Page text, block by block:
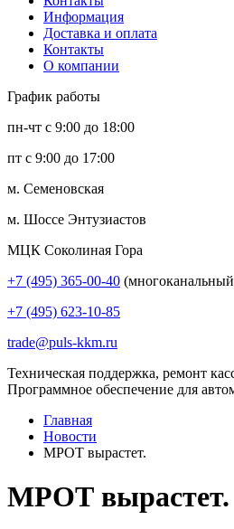
Информация
Доставка и оплата
Контакты
О компании
График работы
пн-чт с 9:00 до 18:00
пт с 9:00 до 17:00
м. Семеновская
м. Шоссе Энтузиастов
МЦК Соколиная Гора
+7 (495) 365-00-40
+7 (495) 623-10-85
trade@puls-kkm.ru
Техническая поддержка, ремонт
Программное обеспечение для
Главная
Новости
МРОТ вырастет.
МРОТ вырастет.